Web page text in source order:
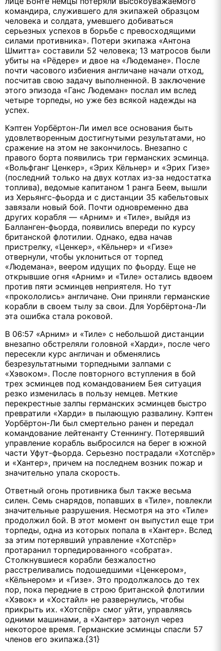
командира, служившего для экипажей образцом
человека и солдата, умевшего добиваться
серьезных успехов в борьбе с превосходящими
силами противника». Потери экипажа «Антона
Шмитта» составили 52 человека; 13 матросов были
убиты на «Рёдере» и двое на «Людемане». После
почти часового избиения англичане начали отход,
посчитав свою задачу выполненной. В заключение
этого эпизода «Ганс Людеман» послал им вслед
четыре торпеды, но уже без всякой надежды на
успех.
Кэптен Уорбёртон-Ли имел все основания быть
удовлетворенным достигнутыми результатами, но
сражение на этом не закончилось. Внезапно с
правого борта появились три германских эсминца.
«Вольфганг Ценкер», «Эрих Кёльнер» и «Эрих Гизе»
(последний только на двух котлах из-за недостатка
топлива), ведомые капитаном 1 ранга Беем, вышли
из Херьянгс-фьорда и с дистанции 35 кабельтовых
завязали новый бой. Почти одновременно два
других корабля — «Арним» и «Тиле», выйдя из
Балланген-фьорда, появились впереди по курсу
британской флотилии. Однако, едва начав
пристрелку, «Ценкер», «Кёльнер» и «Гизе»
отвернули, чтобы уклониться от торпед
«Людемана», веером идущих по фьорду. Еще не
открывшие огня «Арним» и «Тиле» остались вдвоем
против пяти эсминцев неприятеля. Но тут
«прокололись» англичане. Они приняли германские
корабли в своем тылу за свои. Для Уорбёртона-Ли
эта ошибка стала роковой.
В 06:57 «Арним» и «Тиле» с небольшой дистанции
внезапно обстреляли головной «Харди», после чего
пересекли курс англичан и обменялись
безрезультатными торпедными залпами с
«Хэвоком». После повторного вступления в бой
трех эсминцев под командованием Бея ситуация
резко изменилась в пользу немцев. Меткие
перекрестные залпы германских эсминцев быстро
превратили «Харди» в пылающую развалину. Кэптен
Уорбёртон-Ли был смертельно ранен и передал
командование лейтенанту Стеннингу. Потерявший
управление корабль выбросился на берег в южной
части Уфут-фьорда. Серьезно пострадали «Хотспёр»
и «Хантер», причем на последнем возник пожар и
значительно упала скорость.
Ответный огонь противника был также весьма
силен. Семь снарядов, попавших в «Тиле», повлекли
значительные разрушения. Несмотря на это «Тиле»
продолжил бой. В этот момент он выпустил еще три
торпеды, одна из которых попала в «Хантер». Вслед
за этим потерявший управление «Хотспёр»
протаранил торпедированного «собрата».
Столкнувшиеся корабли безжалостно
расстреливались подошедшими «Ценкером»,
«Кёльнером» и «Гизе». Это продолжалось до тех
пор, пока передние в строю британской флотилии
«Хэвок» и «Хостайл» не развернулись, чтобы
прикрыть их. «Хотспёр» смог уйти, управляясь
одними машинами, а «Хантер» затонул через
некоторое время. Германские эсминцы спасли 57
членов его экипажа.{31}